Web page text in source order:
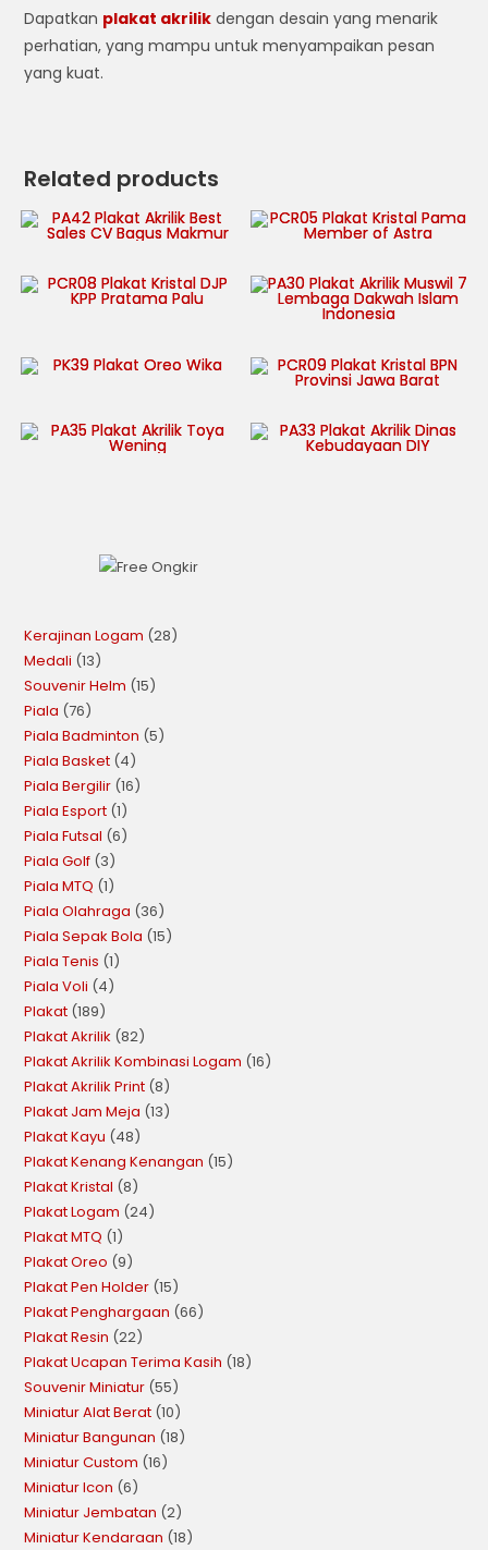
Dapatkan plakat akrilik dengan desain yang menarik
perhatian, yang mampu untuk menyampaikan pesan
yang kuat.
Related products
Kerajinan Logam 28
Medali 13
Souvenir Helm 15
Piala 76
Piala Badminton 5
Piala Basket 4
Piala Bergilir 16
Piala Esport 1
Piala Futsal 6
Piala Golf 3
Piala MTQ 1
Piala Olahraga 36
Piala Sepak Bola 15
Piala Tenis 1
Piala Voli 4
Plakat 189
Plakat Akrilik 82
Plakat Akrilik Kombinasi Logam 16
Plakat Akrilik Print 8
Plakat Jam Meja 13
Plakat Kayu 48
Plakat Kenang Kenangan 15
Plakat Kristal 8
Plakat Logam 24
Plakat MTQ 1
Plakat Oreo 9
Plakat Pen Holder 15
Plakat Penghargaan 66
Plakat Resin 22
Plakat Ucapan Terima Kasih 18
Souvenir Miniatur 55
Miniatur Alat Berat 10
Miniatur Bangunan 18
Miniatur Custom 16
Miniatur Icon 6
Miniatur Jembatan 2
Miniatur Kendaraan 18